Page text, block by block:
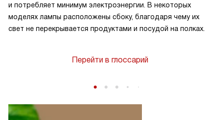
и потребляет минимум электроэнергии. В некоторых
моделях лампы расположены сбоку, благодаря чему их
свет не перекрывается продуктами и посудой на полках.
Перейти в глоссарий